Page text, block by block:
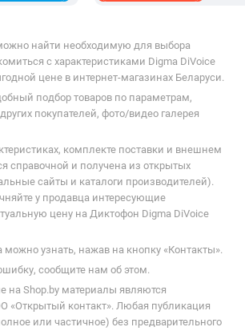
найти необходимую для выбора
с характеристиками Digma DiVoice
цене в интернет-магазинах Беларуси.
подбор товаров по параметрам,
покупателей, фото/видео галерея
комплекте поставки и внешнем
справочной и получена из открытых
сайты и каталоги производителей).
у продавца интересующие
цену на Диктофон Digma DiVoice
узнать, нажав на кнопку «Контакты».
сообщите нам об этом.
на Shop.by материалы являются
«Открытый контакт». Любая публикация
или частичное) без предварительного